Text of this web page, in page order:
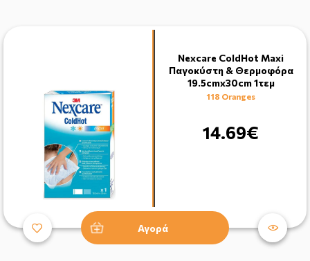
Nexcare ColdHot Maxi
Παγοκύστη & Θερμοφόρα
19.5cmx30cm 1τεμ
118 Oranges
14.69€
Αγορά